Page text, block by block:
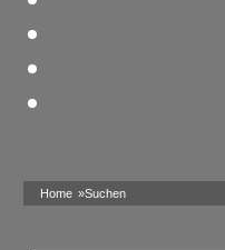
Home »Suchen